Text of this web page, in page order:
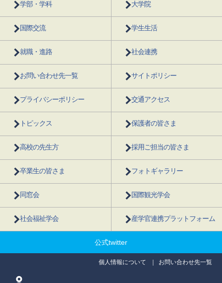
学部・学科 大学院
国際交流 学生生活
就職・進路 社会連携
お問い合わせ先一覧 サイトポリシー
プライバシーポリシー 交通アクセス
トピックス 保護者の皆さま
高校の先生方 採用ご担当の皆さま
卒業生の皆さま フォトギャラリー
同窓会 国際観光学会
社会福祉学会 産学官連携プラットフォーム
公式twitter
個人情報について お問い合わせ先一覧